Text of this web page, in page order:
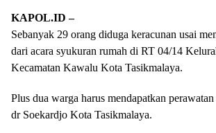
KAPOL.ID –
Sebanyak 29 orang diduga keracunan usai
dari acara syukuran rumah di RT 04/14
Kecamatan Kawalu Kota Tasikmalaya.
Plus dua warga harus mendapatkan
dr Soekardjo Kota Tasikmalaya.